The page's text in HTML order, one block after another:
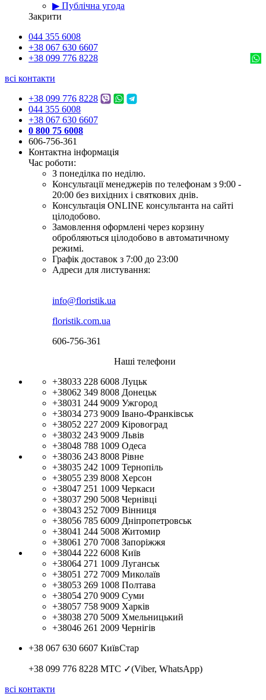
▶ Публічна угода
Закрити
044 355 6008
+38 067 630 6607
+38 099 776 8228
всі контакти
+38 099 776 8228
044 355 6008
+38 067 630 6607
0 800 75 6008
606-756-361
Контактна інформація
Час роботи:
З понеділка по неділю.
Консультації менеджерів по телефонам з 9:00 -
20:00 без вихідних і святкових днів.
Консультація ONLINE консультанта на сайті
цілодобово.
Замовлення оформлені через корзину
обробляються цілодобово в автоматичному
режимі.
Графік доставок з 7:00 до 23:00
Адреси для листування:
info@floristik.ua
floristik.com.ua
606-756-361
Наші телефони
+38033 228 6008 Луцьк
+38062 349 8008 Донецьк
+38031 244 9009 Ужгород
+38034 273 9009 Івано-Франківськ
+38052 227 2009 Кіровоград
+38032 243 9009 Львів
+38048 788 1009 Одеса
+38036 243 8008 Рівне
+38035 242 1009 Тернопіль
+38055 239 8008 Херсон
+38047 251 1009 Черкаси
+38037 290 5008 Чернівці
+38043 252 7009 Вінниця
+38056 785 6009 Дніпропетровськ
+38041 244 5008 Житомир
+38061 270 7008 Запоріжжя
+38044 222 6008 Київ
+38064 271 1009 Луганськ
+38051 272 7009 Миколаїв
+38053 269 1008 Полтава
+38054 270 9009 Суми
+38057 758 9009 Харків
+38038 270 5009 Хмельницький
+38046 261 2009 Чернігів
+38 067 630 6607 КиївСтар
+38 099 776 8228 МТС ✓(Viber, WhatsApp)
всі контакти